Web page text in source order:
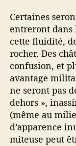
Certaines
entreront dans
cette fluidité,
rocher. Des
confusion, et
avantage
ne seront pas
dehors »,
(même au
d’apparence
miteuse peut